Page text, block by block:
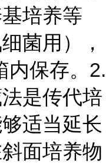
培养等
菌用），
保存。 2.
是传代培
适当延长
面培养物